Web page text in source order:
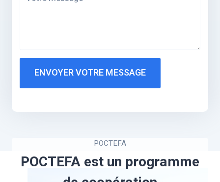
ENVOYER VOTRE MESSAGE
POCTEFA
POCTEFA est un programme